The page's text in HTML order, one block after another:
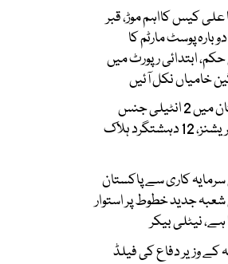
کیس کااہم موڑ، قبر
پوسٹ مارٹم کا
ابتدائی رپورٹ میں
بلوچستان میں 2 انٹیلی جنس
ہلاک
کاری سے پاکستان
شعبہ جدید خطوط پر استوار
نیٹلی بیکر
کے وزیر دفاع کی فیلڈ